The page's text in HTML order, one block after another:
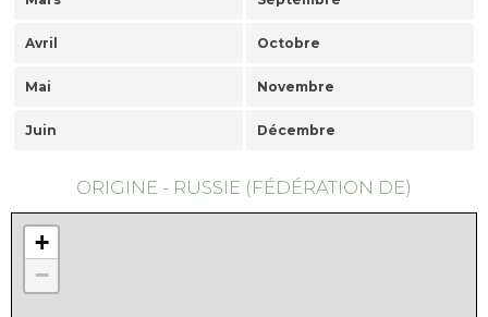
Avril Octobre
Mai Novembre
Juin Décembre
ORIGINE - RUSSIE (FÉDÉRATION DE)
+
−